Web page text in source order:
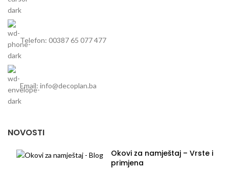
Telefon: 00387 65 077 477
Email: info@decoplan.ba
NOVOSTI
Okovi za namještaj – Vrste i
primjena